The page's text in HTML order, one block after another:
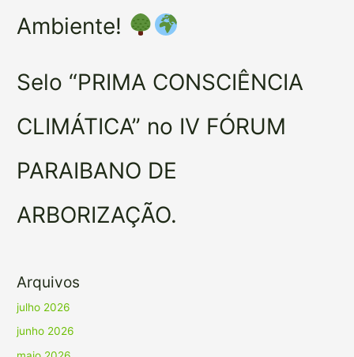
Ambiente!
Selo “PRIMA CONSCIÊNCIA
CLIMÁTICA” no IV FÓRUM
PARAIBANO DE
ARBORIZAÇÃO.
Arquivos
julho 2026
junho 2026